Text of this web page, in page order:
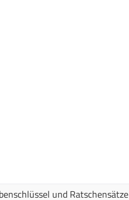
und Ratschensätze